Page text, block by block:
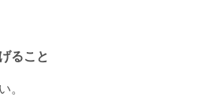
ること
。